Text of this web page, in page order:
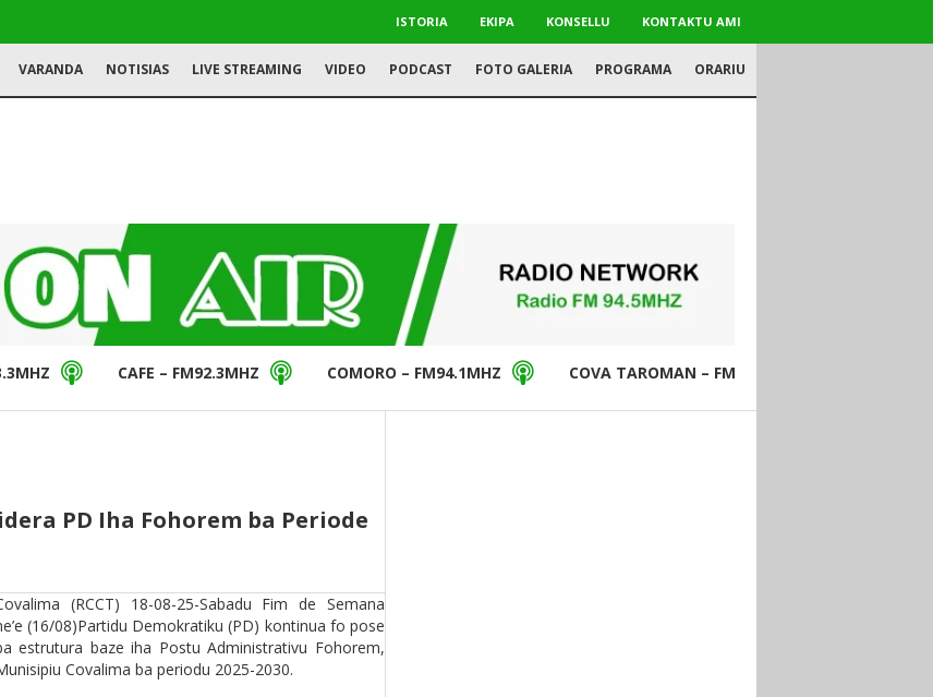
ISTORIA EKIPA KONSELLU KONTAKTU AMI
VARANDA NOTISIAS LIVE STREAMING VIDEO PODCAST FOTO GALERIA PROGRAMA ORARIU
CAFE – FM92.3MHZ COMORO – FM94.1MHZ COVA TAROMAN – FM94.5MHZ
PD Iha Fohorem ba Periode
(RCCT) 18-08-25-Sabadu Fim de Semana
(16/08)Partidu Demokratiku (PD) kontinua fo pose
estrutura baze iha Postu Administrativu Fohorem,
Covalima ba periodu 2025-2030.